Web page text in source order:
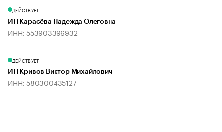
ДЕЙСТВУЕТ
ИП Карасёва Надежда Олеговна
ИНН: 553903396932
ДЕЙСТВУЕТ
ИП Кривов Виктор Михайлович
ИНН: 580300435127